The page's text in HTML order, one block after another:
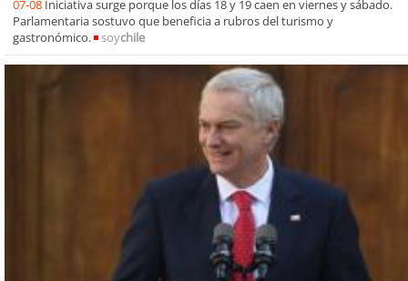
07-08 Iniciativa surge porque los días 18 y 19 caen en viernes y sábado.
Parlamentaria sostuvo que beneficia a rubros del turismo y
gastronómico.
soychile